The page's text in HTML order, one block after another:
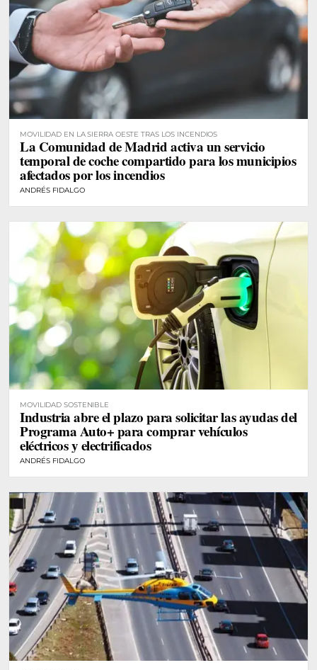
MOVILIDAD EN LA SIERRA OESTE TRAS LOS INCENDIOS
La Comunidad de Madrid activa un servicio
temporal de coche compartido para los municipios
afectados por los incendios
ANDRÉS FIDALGO
MOVILIDAD SOSTENIBLE
Industria abre el plazo para solicitar las ayudas del
Programa Auto+ para comprar vehículos
eléctricos y electrificados
ANDRÉS FIDALGO